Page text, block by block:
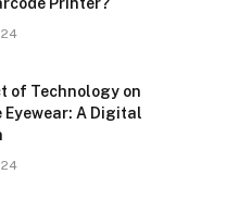
of Technology on
Eyewear: A Digital